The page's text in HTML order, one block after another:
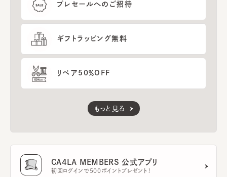
プレセールへのご招待
ギフトラッピング無料
リペア50％OFF
もっと見る
CA4LA MEMBERS 公式アプリ
初回ログインで500ポイントプレゼント！